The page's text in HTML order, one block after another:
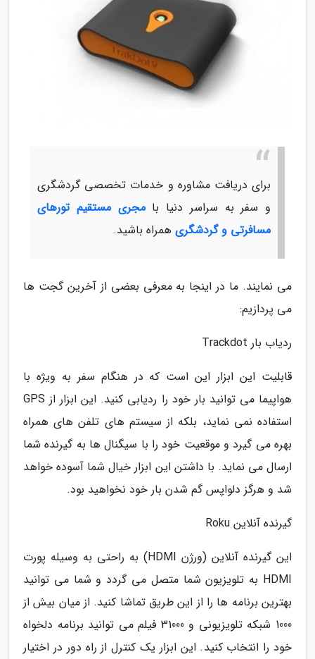
برای دریافت مشاوره و خدمات تخصصی گردشگری
و سفر به سراسر دنیا بامجری مستقیم تورهای
مسافرتی و گردشگری همراه باشید.
می نمایند. ما در اینجا به معرفی بعضی از آخرین گجت ها
می پردازیم:
ردیاب بار Trackdot
قابلیت این ابزار این است که در هنگام سفر به ویژه با
هواپیما می توانید بار خود را ردیابی کنید. این ابزار از GPS
استفاده نمی نماید، بلکه از سیستم های تلفن های همراه
بهره می گیرد و موقعیت خود را با سیگنال ها به گیرنده شما
ارسال می نماید. با داشتن این ابزار خیال شما آسوده خواهد
شد و هرگز دلواپس گم شدن بار خود نخواهید بود.
گیرنده آنلاین Roku
این گیرنده آنلاین (ورژن HDMI) به راحتی به وسیله پورت
HDMI به تلویزیون شما متصل می گردد و شما می توانید
بهترین برنامه ها را از این طریق تماشا کنید. از میان بیش از
1000 شبکه تلویزیونی و 31000 فیلم می توانید برنامه دلخواه
خود را انتخاب کنید. این ابزار یک کنترل از راه دور در اختیار